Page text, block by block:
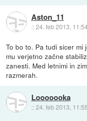
Aston_11
::24. feb 2013,
To bo to. Pa tudi sicer mi
mu verjetno začne
zanesti. Med letnimi in
razmerah.
Looooooka
::24. feb 2013, 11:55